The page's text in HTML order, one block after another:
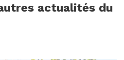
actualités du